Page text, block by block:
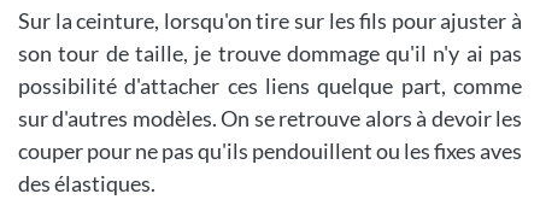
Sur la ceinture, lorsqu'on tire sur les fils pour ajuster à
son tour de taille, je trouve dommage qu'il n'y ai pas
possibilité d'attacher ces liens quelque part, comme
sur d'autres modèles. On se retrouve alors à devoir les
couper pour ne pas qu'ils pendouillent ou les fixes aves
des élastiques.